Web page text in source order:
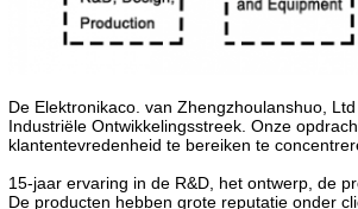
De Elektronikaco. van Zhengzhoulanshuo,
Industriële Ontwikkelingsstreek. Onze
klantentevredenheid te bereiken te
15-jaar ervaring in de R&D, het ontwerp, de
De producten hebben grote reputatie onder